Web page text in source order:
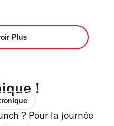
Plus
!
? Pour la journée